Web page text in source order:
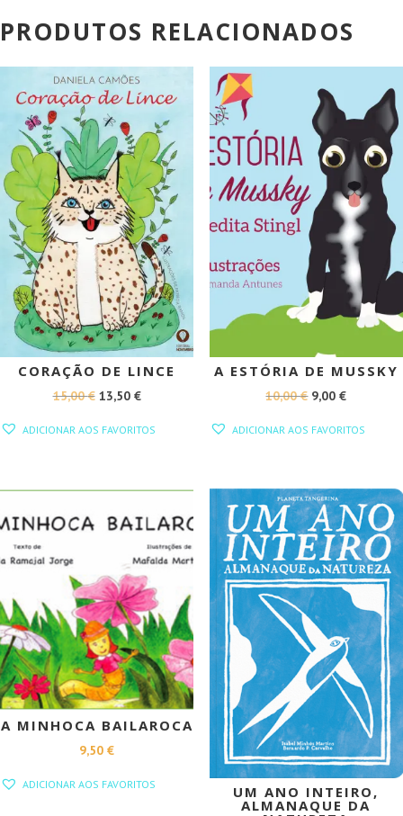
PRODUTOS RELACIONADOS
PROMOÇÃO!
CORAÇÃO DE LINCE
15,00€ O
15,00 €.
13,50 €O
13,50 €.
ADICIONAR AOS FAVORITOS
PROMOÇÃO!
A ESTÓRIA DE MUSSKY
10,00€ O
10,00 €.
9,00€O
9,00 €.
ADICIONAR AOS FAVORITOS
A MINHOCA BAILAROCA
9,50€
ADICIONAR AOS FAVORITOS
PROMOÇÃO!
UM ANO INTEIRO,
ALMANAQUE DA